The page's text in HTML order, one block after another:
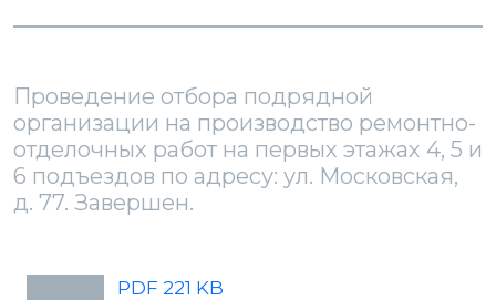
Проведение отбора подрядной
организации на производство ремонтно-
отделочных работ на первых этажах 4, 5 и
6 подъездов по адресу: ул. Московская,
д. 77. Завершен.
PDF 221 KB